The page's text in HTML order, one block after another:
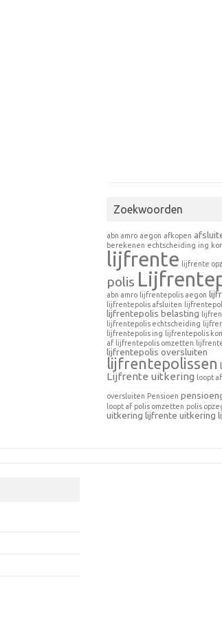
Zoekwoorden
abn amro aegon afkopen
berekenen echtscheiding ing
lijfrente lijfrente
polis
abn amro lijfrentepolis aegon
lijfrentepolis afsluiten
lijfrentepolis belasting
lijfrentepolis echtscheiding
lijfrentepolis ing lijfrentepolis
af lijfrentepolis omzetten
lijfrentepolis oversluiten
lijfrentepolissen
Lijfrente uitkering loopt af
oversluiten Pensioen
loopt af polis omzetten polis
uitkering lijfrente uitkering